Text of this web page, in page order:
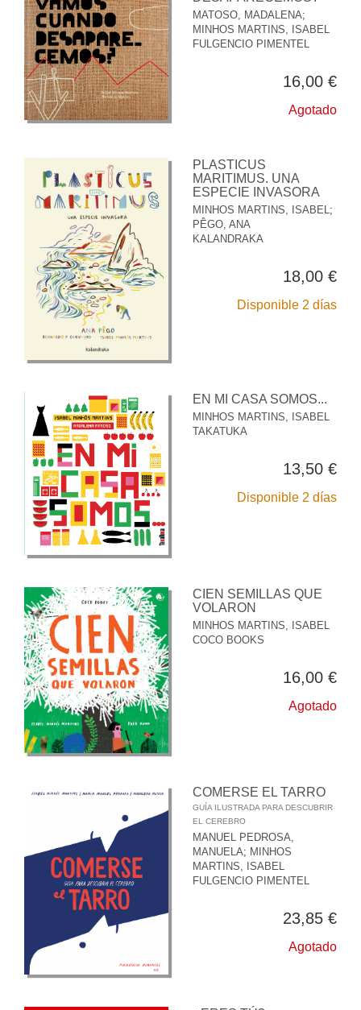
MATOSO, MADALENA;
MINHOS MARTINS, ISABEL
FULGENCIO PIMENTEL
16,00 €
Agotado
PLASTICUS
MARITIMUS. UNA
ESPECIE INVASORA
MINHOS MARTINS, ISABEL ;
PÊGO, ANA
KALANDRAKA
18,00 €
Disponible 2 días
EN MI CASA SOMOS...
MINHOS MARTINS, ISABEL
TAKATUKA
13,50 €
Disponible 2 días
CIEN SEMILLAS QUE
VOLARON
MINHOS MARTINS, ISABEL
COCO BOOKS
16,00 €
Agotado
COMERSE EL TARRO
GUÍA ILUSTRADA PARA DESCUBRIR
EL CEREBRO
MANUEL PEDROSA,
MANUELA; MINHOS
MARTINS, ISABEL
FULGENCIO PIMENTEL
23,85 €
Agotado